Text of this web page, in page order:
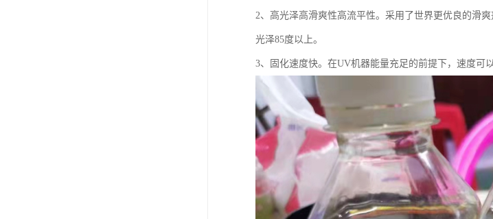
2、高光泽高滑爽性高流平性。采用了世界更优良的滑
光泽85度以上。
3、固化速度快。在UV机器能量充足的前提下，速度可